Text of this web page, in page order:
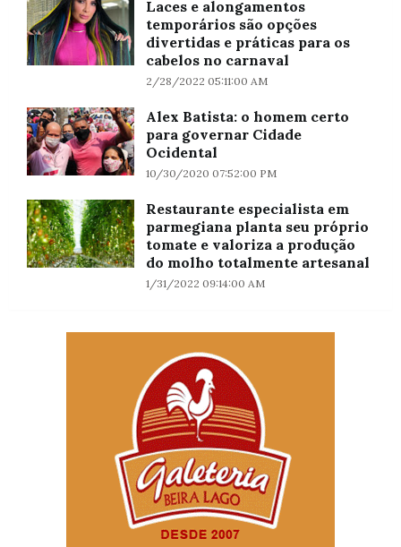
Laces e alongamentos
temporários são opções
divertidas e práticas para os
cabelos no carnaval
2/28/2022 05:11:00 AM
Alex Batista: o homem certo
para governar Cidade
Ocidental
10/30/2020 07:52:00 PM
Restaurante especialista em
parmegiana planta seu próprio
tomate e valoriza a produção
do molho totalmente artesanal
1/31/2022 09:14:00 AM